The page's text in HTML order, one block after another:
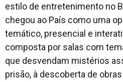
estilo de entretenimento no
chegou ao País como uma
temático, presencial e
composta por salas com
que desvendam mistérios
prisão, à descoberta de